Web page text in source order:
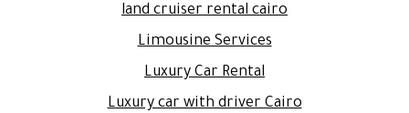
land cruiser rental cairo
Limousine Services
Luxury Car Rental
Luxury car with driver Cairo